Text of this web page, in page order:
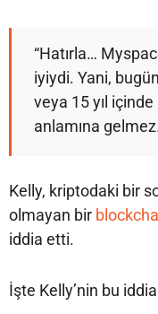
“Hatırla…
iyiydi. Yani,
veya 15 yıl içinde
anlamına
Kelly, kriptodaki bir
olmayan bir
iddia etti.
İşte Kelly’nin bu